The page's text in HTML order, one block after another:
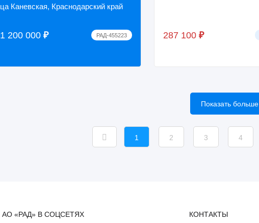
ца Каневская, Краснодарский край
1 200 000 ₽ РАД-455223 287 100 ₽
Показать больше
1 2 3 4
АО «РАД» В СОЦСЕТЯХ КОНТАКТЫ